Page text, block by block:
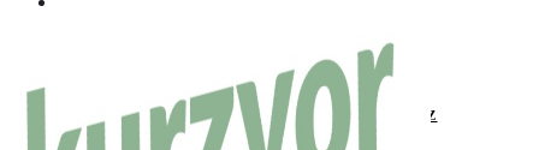
DATENSCHUTZ
KOOPERATIONEN & TRANSPARENZ
GEWINNSPIELE